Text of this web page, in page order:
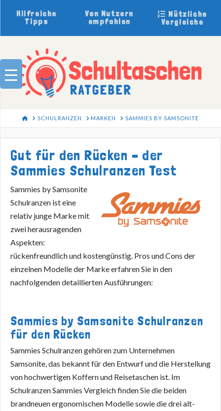
Hilfreiche
Tipps
Von Nutzern
empfohlen
Nützliche
Vergleiche
HOMESCHULRANZEN MARKEN SAMMIES BY SAMSONITE
Gut für den Rücken – der
Sammies Schulranzen Test
Sammies by Samsonite
Schulranzen ist eine
relativ junge Marke mit
zwei herausragenden
Aspekten:
rückenfreundlich und kostengünstig. Pros und Cons der
einzelnen Modelle der Marke erfahren Sie in den
nachfolgenden detaillierten Ausführungen:
Sammies by Samsonite Schulranzen
für den Rücken
Sammies Schulranzen gehören zum Unternehmen
Samsonite, das bekannt für den Entwurf und die Herstellung
von hochwertigen Koffern und Reisetaschen ist. Im
Schulranzen Sammies Vergleich finden Sie die beiden
brandneuen ergonomischen Modelle sowie die drei alt-